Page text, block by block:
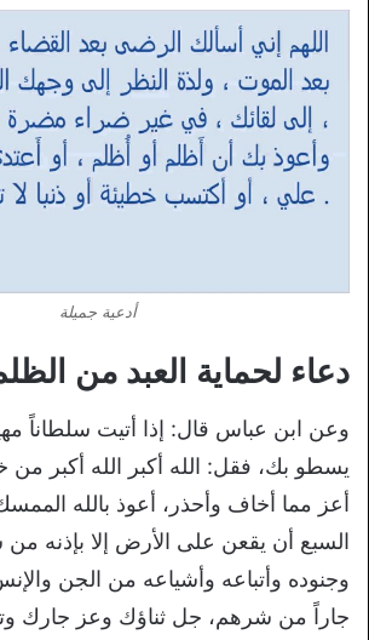
أدعية جميلة
دعاء لحماية العبد من
وعن ابن عباس قال‏:‏ إذا أتيت سلطاناً
يسطو بك، فقل‏:‏ الله أكبر الله أكبر من
أعز مما أخاف وأحذر، أعوذ بالله
السبع أن يقعن على الأرض إلا بإذنه
وجنوده وأتباعه وأشياعه من الجن
جاراً من شرهم، جل ثناؤك وعز جارك